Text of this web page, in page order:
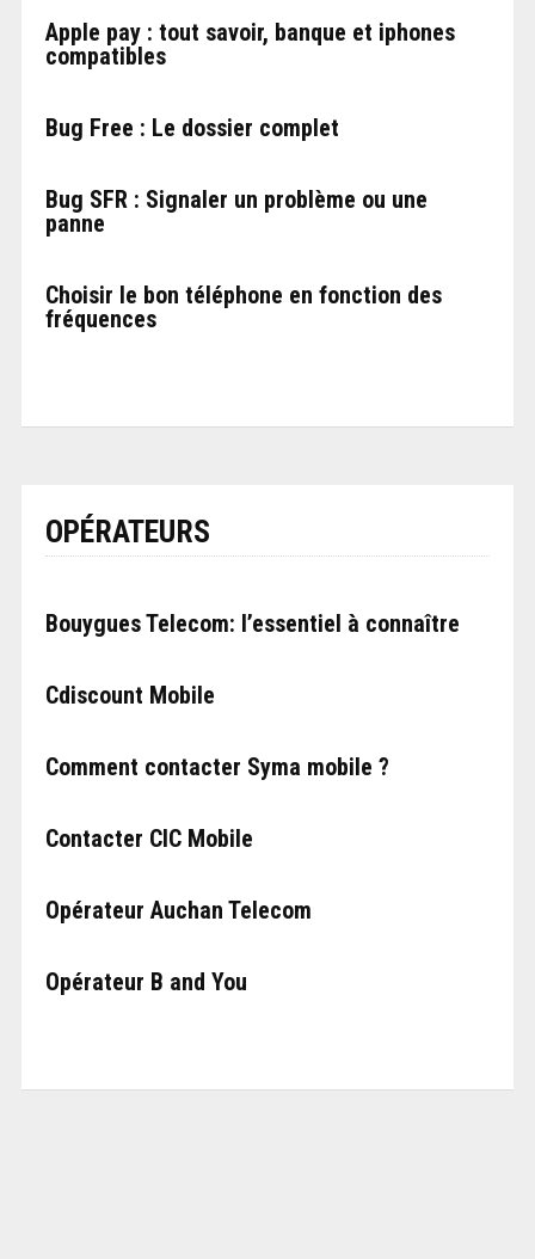
Apple pay : tout savoir, banque et iphones
compatibles
Bug Free : Le dossier complet
Bug SFR : Signaler un problème ou une
panne
Choisir le bon téléphone en fonction des
fréquences
OPÉRATEURS
Bouygues Telecom: l’essentiel à connaître
Cdiscount Mobile
Comment contacter Syma mobile ?
Contacter CIC Mobile
Opérateur Auchan Telecom
Opérateur B and You